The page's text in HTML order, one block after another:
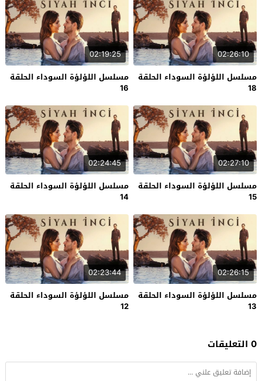
02:26:10
مسلسل اللؤلؤة السوداء الحلقة
18
02:19:25
مسلسل اللؤلؤة السوداء الحلقة
16
02:27:10
مسلسل اللؤلؤة السوداء الحلقة
15
02:24:45
مسلسل اللؤلؤة السوداء الحلقة
14
02:26:15
مسلسل اللؤلؤة السوداء الحلقة
13
02:23:44
مسلسل اللؤلؤة السوداء الحلقة
12
0 التعليقات